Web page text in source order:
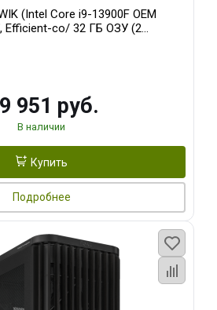
(Intel Core i9-13900F OEM
Efficient-co/ 32 ГБ ОЗУ (2
AERO OC 16GB GDDR7
951 руб.
В наличии
Купить
Подробнее